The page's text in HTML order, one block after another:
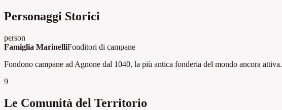
Personaggi Storici
person
Famiglia MarinelliFonditori di campane
Fondono campane ad Agnone dal 1040, la più antica fonderia del mondo ancora attiva.
9
Le Comunità del Territorio